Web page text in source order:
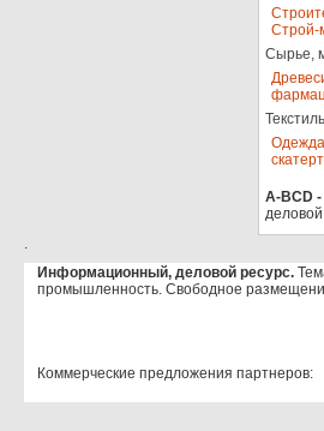
Строй-
Сырье,
A-BCD
.
Информационный, деловой ресурс.
промышленность. Свободное
Коммерческие предложения партнеров: